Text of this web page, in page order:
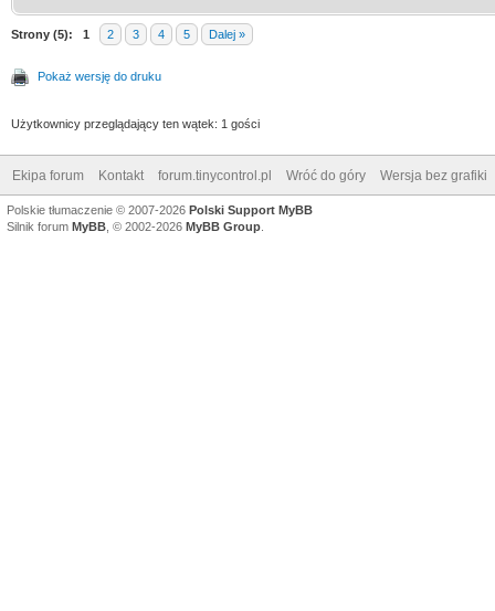
Strony (5): 1 2 3 4 5 Dalej »
Pokaż wersję do druku
Użytkownicy przeglądający ten wątek: 1 gości
Ekipa forum Kontakt forum.tinycontrol.pl Wróć do góry Wersja bez grafiki
Polskie tłumaczenie © 2007-2026 Polski Support MyBB
Silnik forum MyBB , © 2002-2026 MyBB Group